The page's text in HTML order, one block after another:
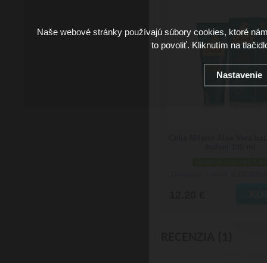
Naše webové stránky používajú súbory cookies, ktoré
to povoliť. Kliknutím na
Nastavenie